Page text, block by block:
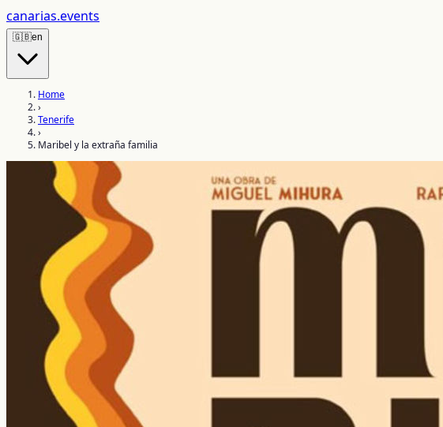
canarias.events
🇬🇧en
Home
›
Tenerife
›
Maribel y la extraña familia